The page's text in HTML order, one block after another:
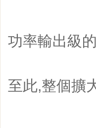
功率輸出級
至此,整個擴